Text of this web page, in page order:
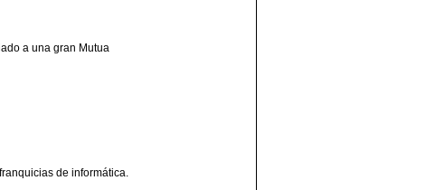
a una gran Mutua
de informática.